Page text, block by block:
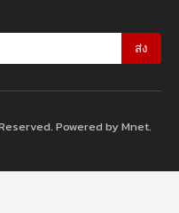
ส่ง
Powered by Mnet.